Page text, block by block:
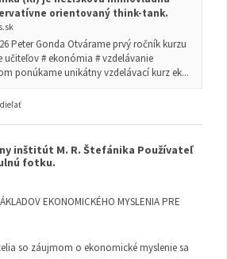
orientovaný think-tank.
Peter Gonda Otvárame prvý ročník kurzu
učiteľov # ekonómia # vzdelávanie
ponúkame unikátny vzdelávací kurz ek...
inštitút M. R. Štefánika Používateľ
fotku.
EKONOMICKÉHO MYSLENIA PRE
so záujmom o ekonomické myslenie sa